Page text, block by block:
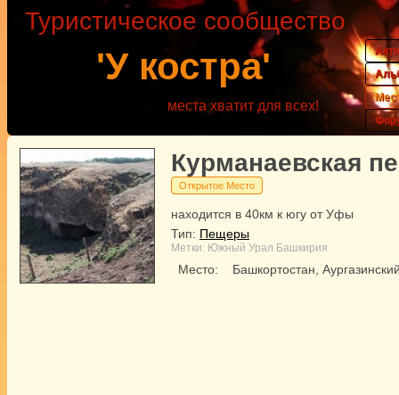
'У костра'
Туристическое сообщество
места хватит для всех!
Курманаевская
Открытое Место
находится в 40км к югу от Уфы
Тип: Пещеры
Метки: Южный Урал Башкирия
Место: Башкортостан,